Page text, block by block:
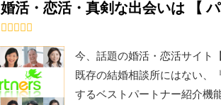
婚活・恋活・真剣な出会いは 【 パ
今、話題の婚活・恋活サイト
既存の結婚相談所にはない、
するベストパートナー紹介機